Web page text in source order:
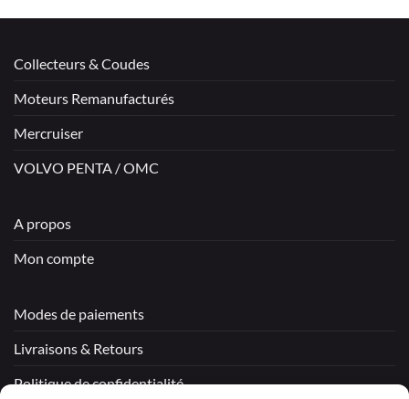
Collecteurs & Coudes
Moteurs Remanufacturés
Mercruiser
VOLVO PENTA / OMC
A propos
Mon compte
Modes de paiements
Livraisons & Retours
Politique de confidentialité